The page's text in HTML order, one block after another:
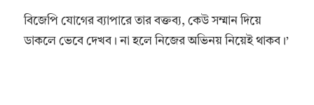
বিজেপি যোগের ব্যাপারে তার বক্তব্য, কেউ সম্মান দিয়ে
ডাকলে ভেবে দেখব। না হলে নিজের অভিনয় নিয়েই থাকব।’